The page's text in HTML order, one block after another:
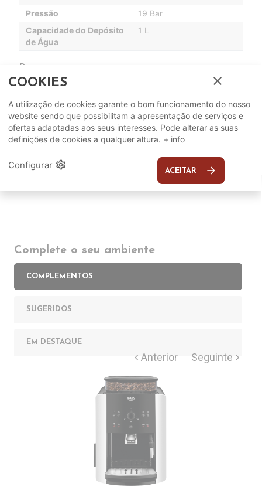
Pressão
19 Bar
Capacidade do Depósito
de Água
1 L
Programas
Níveis de Moagem
Outros
Regulação de
Quantidadede Café
Sim
Complete o seu ambiente
COMPLEMENTOS
SUGERIDOS
EM DESTAQUE
COOKIES close
A utilização de cookies garante o bom funcionamento do nosso
website sendo que possibilitam a apresentação de serviços e
ofertas adaptadas aos seus interesses. Pode alterar as suas
definições de cookies a qualquer altura. + info
Configurar settings ACEITAR arrow_forward